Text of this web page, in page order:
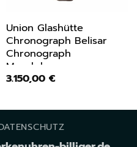
Union Glashütte
Chronograph Belisar
Chronograph
Mondphase
D0094251601700
3.150,00 €